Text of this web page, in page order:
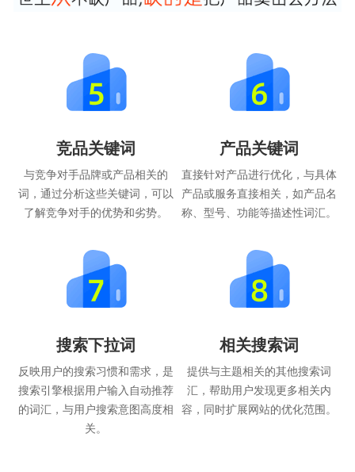
竞品关键词
与竞争对手品牌或产品相关的
词，通过分析这些关键词，可以
了解竞争对手的优势和劣势。
产品关键词
直接针对产品进行优化，与具体
产品或服务直接相关，如产品名
称、型号、功能等描述性词汇。
搜索下拉词
反映用户的搜索习惯和需求，是
搜索引擎根据用户输入自动推荐
的词汇，与用户搜索意图高度相
关。
相关搜索词
提供与主题相关的其他搜索词
汇，帮助用户发现更多相关内
容，同时扩展网站的优化范围。